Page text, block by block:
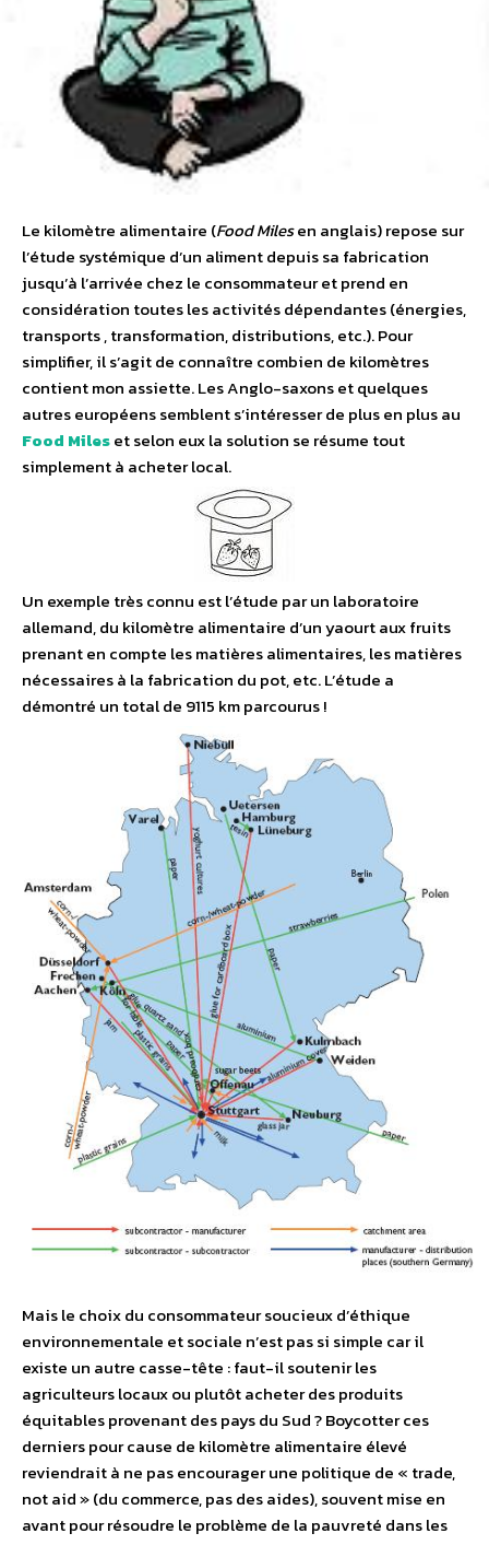
Le kilomètre alimentaire (Food Milesen anglais) repose sur
l’étude systémique d’un aliment depuis sa fabrication
jusqu’à l’arrivée chez le consommateur et prend en
considération toutes les activités dépendantes (énergies,
transports , transformation, distributions, etc.). Pour
simplifier, il s’agit de connaître combien de kilomètres
contient mon assiette. Les Anglo-saxons et quelques
autres européens semblent s’intéresser de plus en plus au
Food Mileset selon eux la solution se résume tout
simplement à acheter local.
Un exemple très connu est l’étude par un laboratoire
allemand, du kilomètre alimentaire d’un yaourt aux fruits
prenant en compte les matières alimentaires, les matières
nécessaires à la fabrication du pot, etc. L’étude a
démontré un total de 9115 km parcourus !
Mais le choix du consommateur soucieux d’éthique
environnementale et sociale n’est pas si simple car il
existe un autre casse-tête : faut-il soutenir les
agriculteurs locaux ou plutôt acheter des produits
équitables provenant des pays du Sud ? Boycotter ces
derniers pour cause de kilomètre alimentaire élevé
reviendrait à ne pas encourager une politique de « trade,
not aid » (du commerce, pas des aides), souvent mise en
avant pour résoudre le problème de la pauvreté dans les